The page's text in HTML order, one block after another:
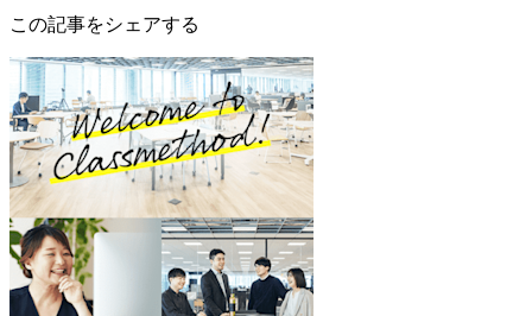
この記事をシェアする